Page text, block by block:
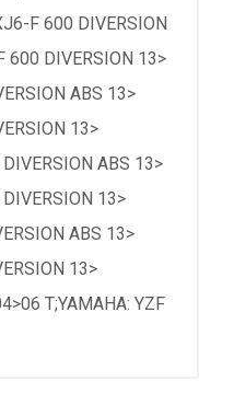
F 600 DIVERSION
600 DIVERSION 13>
ABS 13>
13>
ABS 13>
13>
ABS 13>
13>
T;YAMAHA: YZF